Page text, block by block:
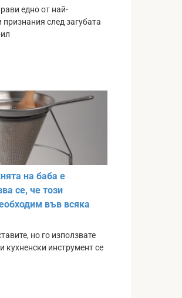
едно от най-
след загубата
на баба е
се, че този
във всяка
но го използвате
кухненски инструмент се